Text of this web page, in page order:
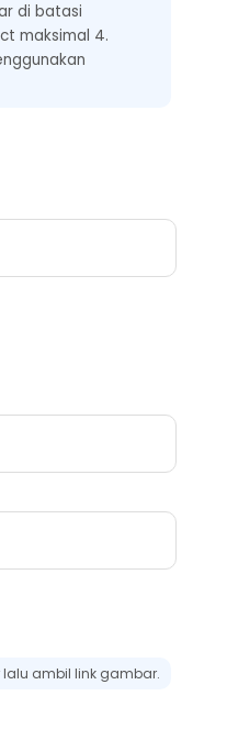
di batasi
maksimal 4.
ambil link gambar.